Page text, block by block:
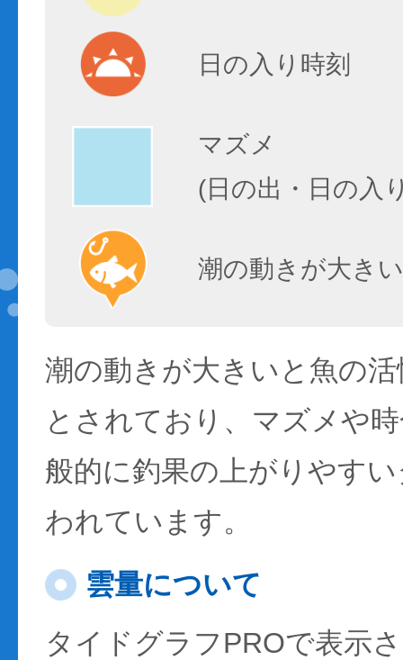
日の入り時刻
マズメ
(日の出・日の入
潮の動きが大き
潮の動きが大きいと魚の
とされており、マズメや
般的に釣果の上がりやす
われています。
雲量について
タイドグラフPROで表示